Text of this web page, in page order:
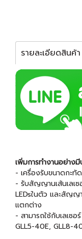
รายละเอียดสินค้า
เพิ่มการทำงานอย่าง
- เครื่องรับขนาดกะ
- รับสัญญานเส้นเลเ
LEDsในตัว และสัญญ
แตกต่าง
- สามารถใช้กับเลเซ
GLL5-40E, GLL8-